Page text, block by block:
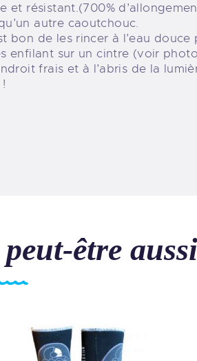
et résistant.(700%
autre caoutchouc.
de les rincer à l’eau douce
enfilant sur un cintre (voir
frais et à l’abris de la
être aussi